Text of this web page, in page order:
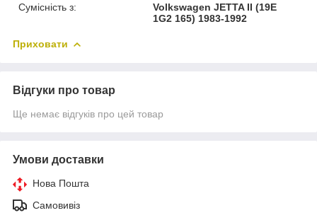
Сумісність з:
Volkswagen JETTA II (19E
1G2 165) 1983-1992
Приховати
Відгуки про товар
Ще немає відгуків про цей товар
Умови доставки
Нова Пошта
Самовивіз